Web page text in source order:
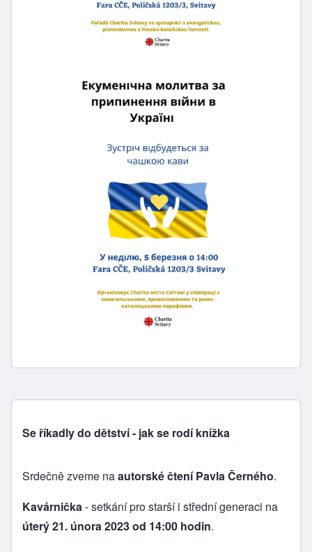
Se říkadly do dětství - jak se rodí knížka
Srdečně zveme naautorské čtení Pavla Černého.
Kavárnička - setkání pro starší i střední generaci na
úterý 21. února 2023 od 14:00 hodin.